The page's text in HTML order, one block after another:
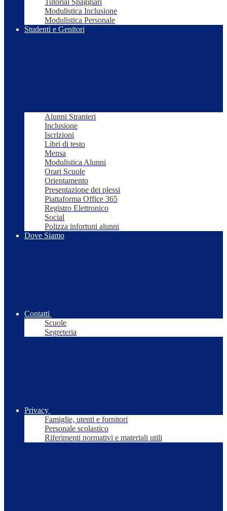
Tutorial Spaggiari
Modulistica Inclusione
Modulistica Personale
Studenti e Genitori
Alunni Stranieri
Inclusione
Iscrizioni
Libri di testo
Mensa
Modulistica Alunni
Orari Scuole
Orientamento
Presentazione dei plessi
Piattaforma Office 365
Registro Elettronico
Social
Polizza infortuni alunni
Dove Siamo
Contatti
Scuole
Segreteria
Privacy
Famiglie, utenti e fornitori
Personale scolastico
Riferimenti normativi e materiali utili